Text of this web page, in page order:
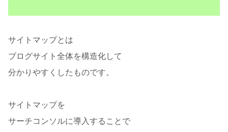
サイトマップとは
ブログサイト全体を構造化して
分かりやすくしたものです。
サイトマップを
サーチコンソルに導入することで